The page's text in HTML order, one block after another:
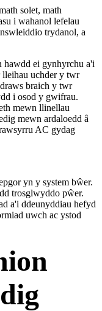
solet, math
i wahanol lefelau
trydanol, a
ei gynhyrchu a'i
lleihau uchder y twr
braich y twr
i osod y gwifrau.
mewn llinellau
mewn ardaloedd â
AC gydag
yn y system bŵer.
trosglwyddo pŵer.
a'i ddeunyddiau hefyd
uwch ac ystod